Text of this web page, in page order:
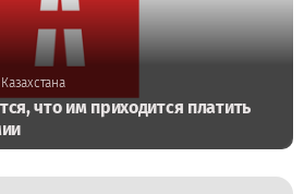
что им приходится платить